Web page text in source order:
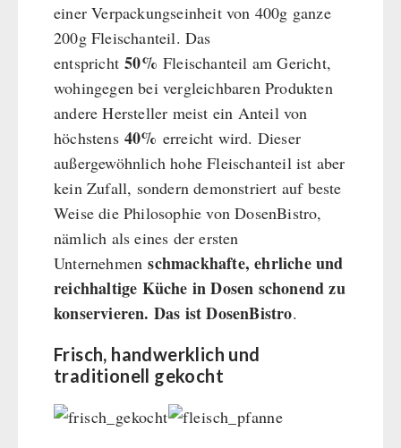
einer Verpackungseinheit von 400g ganze
200g Fleischanteil. Das
entspricht50% Fleischanteil am Gericht,
wohingegen bei vergleichbaren Produkten
andere Hersteller meist ein Anteil von
höchstens 40% erreicht wird. Dieser
außergewöhnlich hohe Fleischanteil ist aber
kein Zufall, sondern demonstriert auf beste
Weise die Philosophie von DosenBistro,
nämlich als eines der ersten
Unternehmenschmackhafte, ehrliche und
reichhaltige Küche in Dosen schonend zu
konservieren. Das ist DosenBistro.
Frisch, handwerklich und
traditionell gekocht